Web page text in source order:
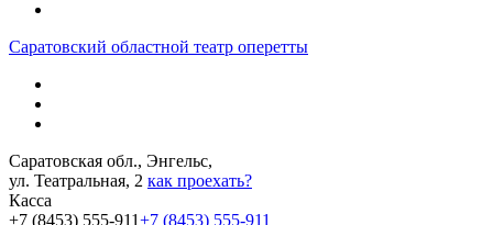
Саратовский областной театр оперетты
Саратовская обл., Энгельс,
ул. Театральная, 2 как проехать?
Касса
+7 (8453) 555-911+7 (8453) 555-911